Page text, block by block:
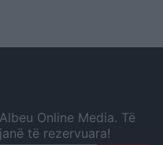
Online Media. Të
të rezervuara!